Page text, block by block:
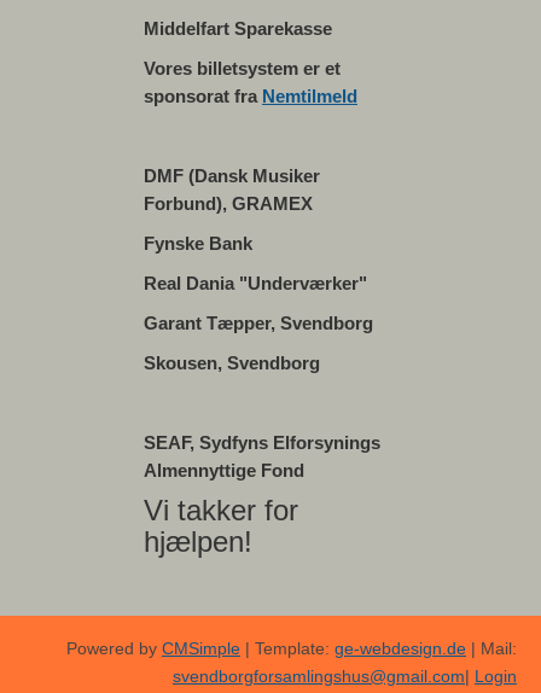
Middelfart Sparekasse
Vores billetsystem er et
sponsorat fra Nemtilmeld
DMF (Dansk Musiker
Forbund), GRAMEX
Fynske Bank
Real Dania "Underværker"
Garant Tæpper, Svendborg
Skousen, Svendborg
SEAF, Sydfyns Elforsynings
Almennyttige Fond
Vi takker for
hjælpen!
Powered by CMSimple | Template: ge-webdesign.de | Mail:
svendborgforsamlingshus@gmail.com| Login